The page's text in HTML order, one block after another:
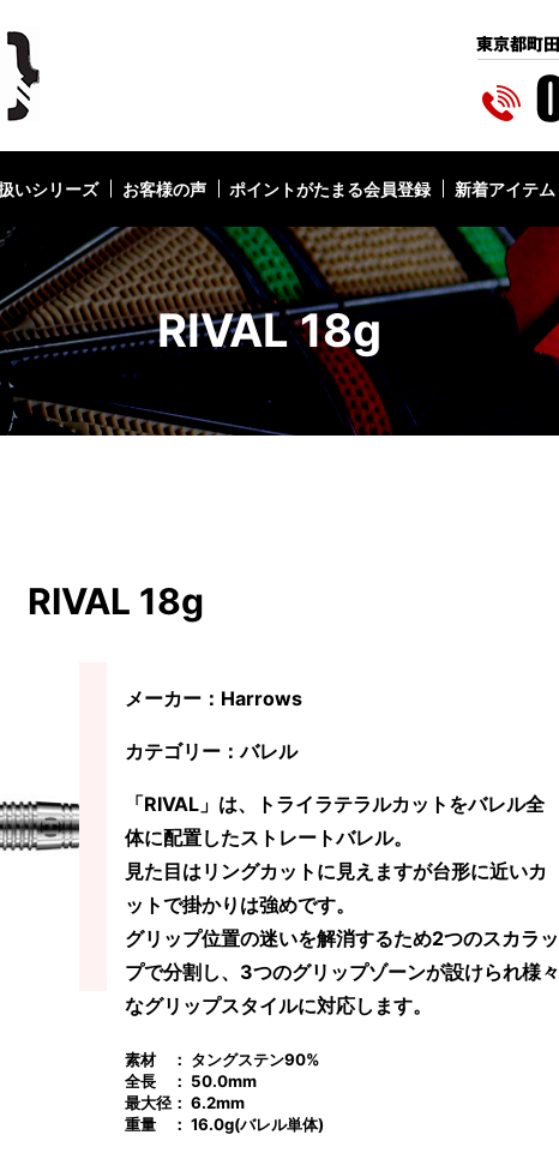
いシリーズ お客様の声 ポイントがたまる会員登録 新着アイテム
RIVAL 18g
RIVAL 18g
メーカー：Harrows
カテゴリー：バレル
「RIVAL」は、トライラテラルカットをバレル全
体に配置したストレートバレル。
見た目はリングカットに見えますが台形に近いカ
ットで掛かりは強めです。
グリップ位置の迷いを解消するため2つのスカラッ
プで分割し、3つのグリップゾーンが設けられ様々
なグリップスタイルに対応します。
素材 ： タングステン90%
全長 ： 50.0mm
最大径： 6.2mm
重量 ： 16.0g(バレル単体)